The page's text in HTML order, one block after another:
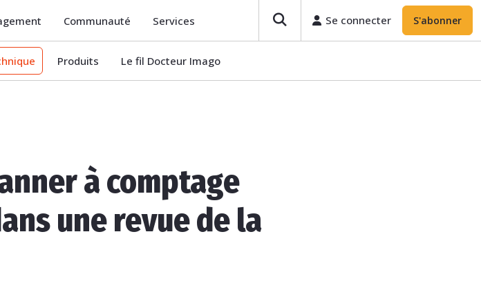
Communauté Services Se connecter S'abonner
Produits Le fil Docteur Imago
à comptage
une revue de la